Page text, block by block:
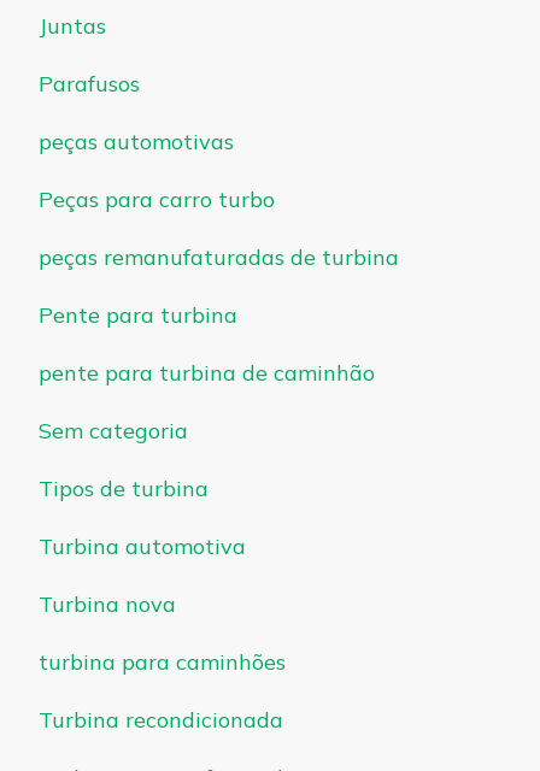
Juntas
Parafusos
peças automotivas
Peças para carro turbo
peças remanufaturadas de turbina
Pente para turbina
pente para turbina de caminhão
Sem categoria
Tipos de turbina
Turbina automotiva
Turbina nova
turbina para caminhões
Turbina recondicionada